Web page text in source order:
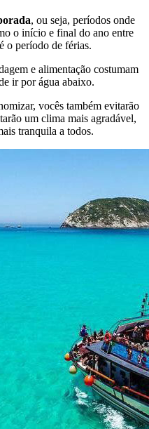
, ou seja, períodos onde
o início e final do ano entre
o período de férias.
e alimentação costumam
ir por água abaixo.
vocês também evitarão
um clima mais agradável,
tranquila a todos.